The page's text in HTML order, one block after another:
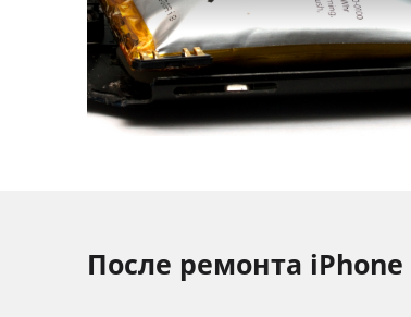
После ремонта